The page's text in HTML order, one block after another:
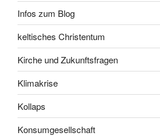
Infos zum Blog
keltisches Christentum
Kirche und Zukunftsfragen
Klimakrise
Kollaps
Konsumgesellschaft